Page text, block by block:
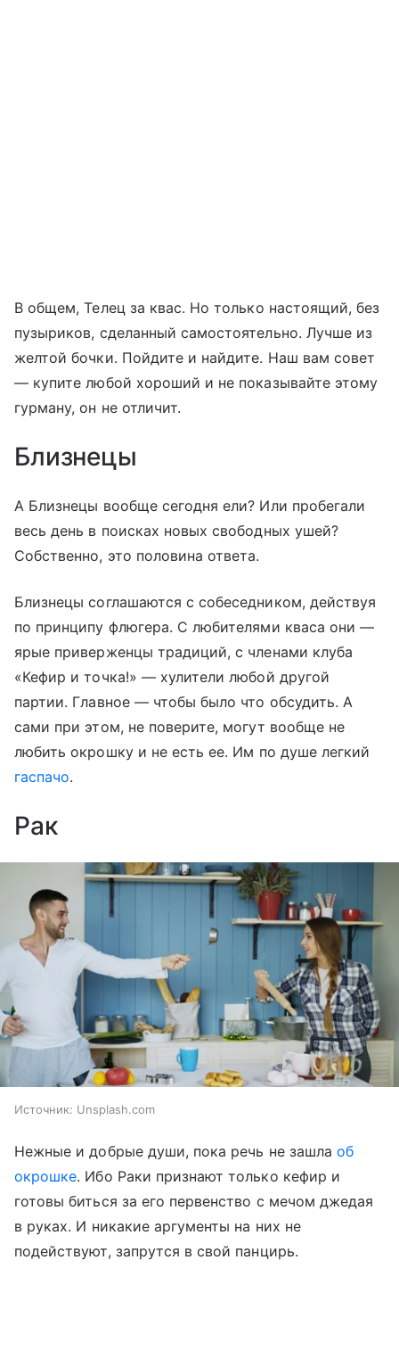
В общем, Телец за квас. Но только настоящий, без
пузыриков, сделанный самостоятельно. Лучше из
желтой бочки. Пойдите и найдите. Наш вам совет
— купите любой хороший и не показывайте этому
гурману, он не отличит.
Близнецы
А Близнецы вообще сегодня ели? Или пробегали
весь день в поисках новых свободных ушей?
Собственно, это половина ответа.
Близнецы соглашаются с собеседником, действуя
по принципу флюгера. С любителями кваса они —
ярые приверженцы традиций, с членами клуба
«Кефир и точка!» — хулители любой другой
партии. Главное — чтобы было что обсудить. А
сами при этом, не поверите, могут вообще не
любить окрошку и не есть ее. Им по душе легкий
гаспачо.
Рак
Источник: Unsplash.com
Нежные и добрые души, пока речь не зашла об
окрошке. Ибо Раки признают только кефир и
готовы биться за его первенство с мечом джедая
в руках. И никакие аргументы на них не
подействуют, запрутся в свой панцирь.